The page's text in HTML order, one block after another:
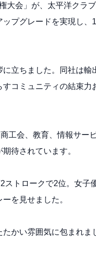
会」が、太平洋クラ
プグレードを実現し
立ちました。同社は
コミュニティの結束
工会、教育、情報サー
待されています。
トロークで2位。女子
を見せました。
かい雰囲気に包まれ